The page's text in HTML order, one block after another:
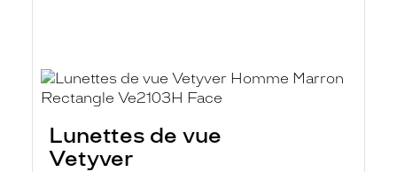
Lunettes de vue
Vetyver